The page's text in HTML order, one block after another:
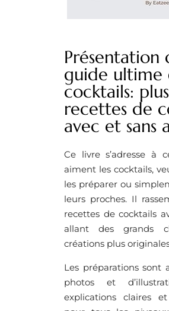
Présentation
guide ultime
cocktails:
recettes de
avec et sans
Ce livre s’adresse à
aiment les cocktails,
les préparer ou
leurs proches. Il
recettes de cocktails
allant des grands
créations plus
Les préparations sont
photos et
explications claires